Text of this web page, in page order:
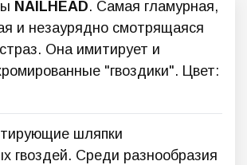
NAILHEAD. Самая гламурная,
и незаурядно смотрящаяся
Она имитирует и
"гвоздики". Цвет:
шляпки
гвоздей. Среди разнообразия